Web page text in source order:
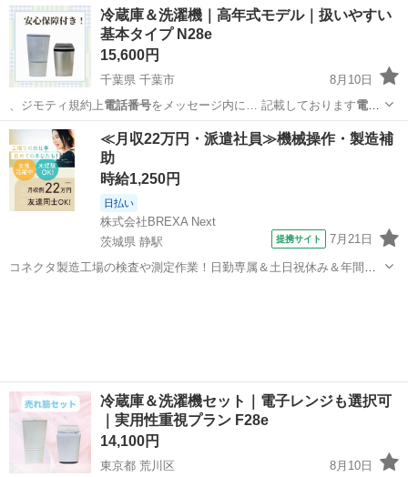
東京 台東区 キッチン家電 PRR
冷蔵庫＆洗濯機｜高年式モデル｜扱いやすい
基本タイプ N28e
15,600円
千葉県 千葉市
8月10日
、ジモティ規約上電話番号をメッセージ内に… 記載しております電話
番号からお問合せくだ…
千葉 千葉市 キッチン家電 NTR
≪月収22万円・派遣社員≫機械操作・製造補
助
時給1,250円
日払い
株式会社BREXA Next
茨城県 静駅
提携サイト 7月21日
コネクタ製造工場の検査や測定作業！日勤専属＆土日祝休み＆年間休
冷蔵庫＆洗濯機セット｜電子レンジも選択可
｜実用性重視プラン F28e
14,100円
東京都 荒川区 8月10日